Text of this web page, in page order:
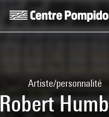
Artiste/personnalité
Robert